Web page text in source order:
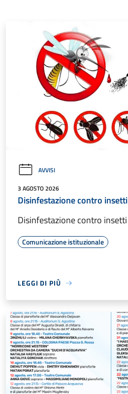
AVVISI
3 AGOSTO 2026
Disinfestazione contro insetti
Disinfestazione contro insetti
Comunicazione istituzionale
LEGGI DI PIÙ